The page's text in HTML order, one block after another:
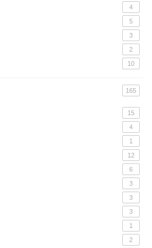
4
5
3
2
10
165
15
4
1
12
6
3
3
3
1
2